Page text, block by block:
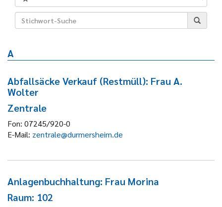
A
Abfallsäcke Verkauf (Restmüll): Frau A.
Wolter
Zentrale
Fon: 07245/920-0
E-Mail: zentrale@durmersheim.de
Anlagenbuchhaltung: Frau Morina
Raum: 102